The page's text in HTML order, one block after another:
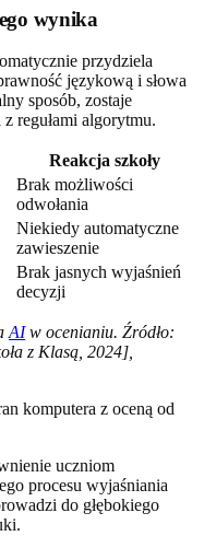
wynika
przydziela
językową i słowa
sposób, zostaje
regułami algorytmu.
Reakcja szkoły
Brak możliwości
odwołania
Niekiedy automatyczne
zawieszenie
Brak jasnych wyjaśnień
decyzji
AIw ocenianiu. Źródło:
z Klasą, 2024],
uczniom
procesu wyjaśniania
do głębokiego